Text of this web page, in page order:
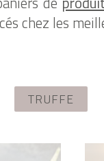
chez les
TRUFFE